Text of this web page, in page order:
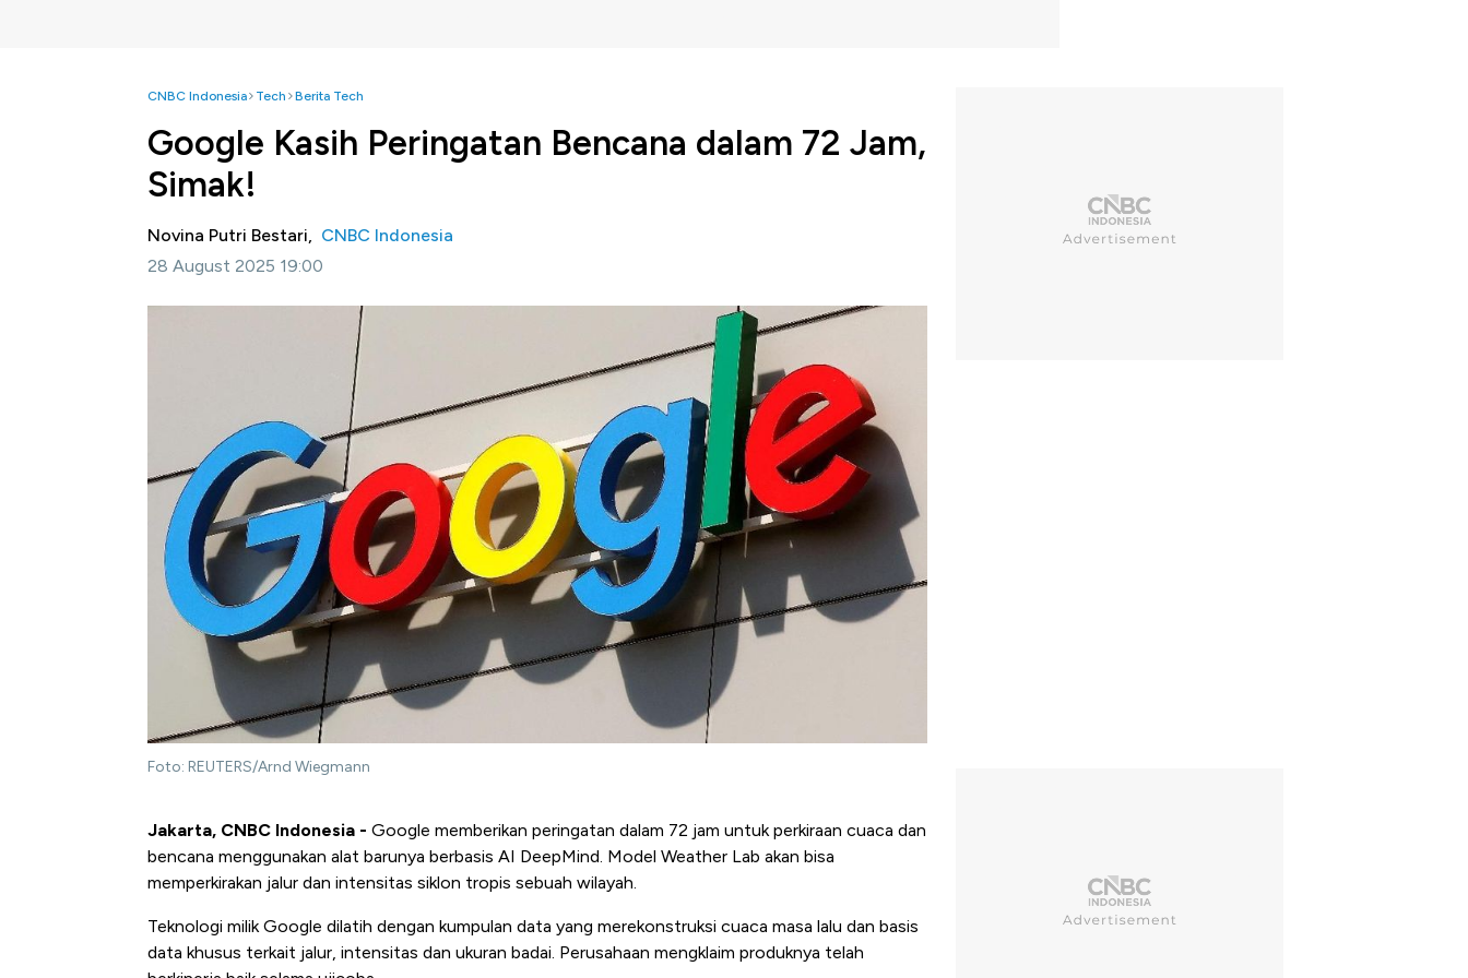
CNBC Indonesia Tech Berita Tech
Google Kasih Peringatan Bencana dalam 72 Jam,
Simak!
Novina Putri Bestari, CNBC Indonesia
28 August 2025 19:00
Foto: REUTERS/Arnd Wiegmann
Jakarta, CNBC Indonesia - Google memberikan peringatan dalam 72 jam untuk perkiraan cuaca dan
bencana menggunakan alat barunya berbasis AI DeepMind. Model Weather Lab akan bisa
memperkirakan jalur dan intensitas siklon tropis sebuah wilayah.
Teknologi milik Google dilatih dengan kumpulan data yang merekonstruksi cuaca masa lalu dan basis
data khusus terkait jalur, intensitas dan ukuran badai. Perusahaan mengklaim produknya telah